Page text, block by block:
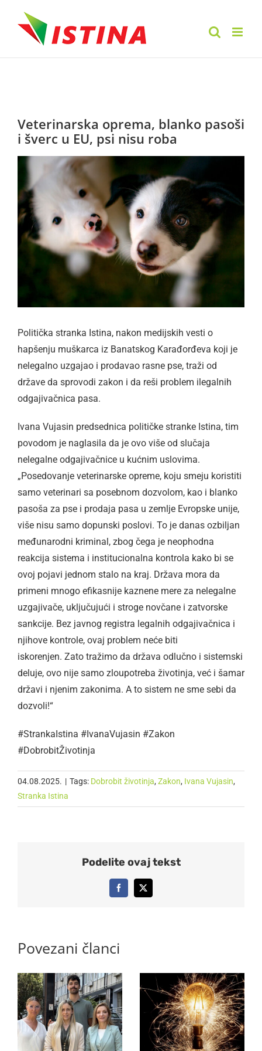
Veterinarska oprema, blanko pasoši
i šverc u EU, psi nisu roba
Larger
Image
Politička stranka Istina, nakon medijskih vesti o
hapšenju muškarca iz Banatskog Karađorđeva koji je
nelegalno uzgajao i prodavao rasne pse, traži od
države da sprovodi zakon i da reši problem ilegalnih
odgajivačnica pasa.
Ivana Vujasin predsednica političke stranke Istina, tim
povodom je naglasila da je ovo više od slučaja
nelegalne odgajivačnice u kućnim uslovima.
„Posedovanje veterinarske opreme, koju smeju koristiti
samo veterinari sa posebnom dozvolom, kao i blanko
pasoša za pse i prodaja pasa u zemlje Evropske unije,
više nisu samo dopunski poslovi. To je danas ozbiljan
međunarodni kriminal, zbog čega je neophodna
reakcija sistema i institucionalna kontrola kako bi se
ovoj pojavi jednom stalo na kraj. Država mora da
primeni mnogo efikasnije kaznene mere za nelegalne
uzgajivače, uključujući i stroge novčane i zatvorske
sankcije. Bez javnog registra legalnih odgajivačnica i
njihove kontrole, ovaj problem neće biti
iskorenjen. Zato tražimo da država odlučno i sistemski
deluje, ovo nije samo zloupotreba životinja, već i šamar
državi i njenim zakonima. A to sistem ne sme sebi da
dozvoli!“
#StrankaIstina #IvanaVujasin #Zakon
#DobrobitŽivotinja
04.08.2025. | Tags: Dobrobit životinja, Zakon, Ivana Vujasin,
Stranka Istina
Podelite ovaj tekst
Facebook
X
Povezani članci